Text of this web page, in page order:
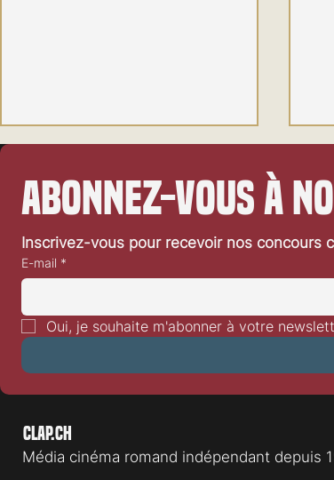
genre en Suisse : la SGFA ouvre un
nouveau chapitre
Abonnez-vous à
Inscrivez-vous pour recevoir nos
E-mail *
Oui, je souhaite m'abonner à votre
Clap.ch
Média cinéma romand indépendant depuis